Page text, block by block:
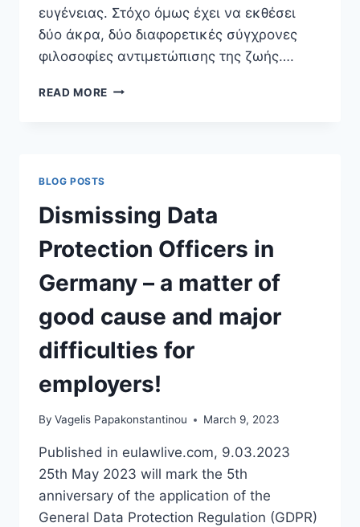
ευγένειας. Στόχο όμως έχει να εκθέσει
δύο άκρα, δύο διαφορετικές σύγχρονες
φιλοσοφίες αντιμετώπισης της ζωής….
READ MORE «DATA
BLOG POSTS
Dismissing Data
Protection Officers in
Germany – a matter of
good cause and major
difficulties for
employers!
By Vagelis Papakonstantinou March 9, 2023
Published in eulawlive.com, 9.03.2023
25th May 2023 will mark the 5th
anniversary of the application of the
General Data Protection Regulation (GDPR)